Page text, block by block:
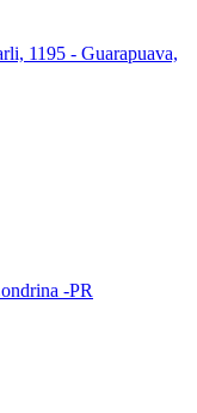
1195 - Guarapuava,
-PR